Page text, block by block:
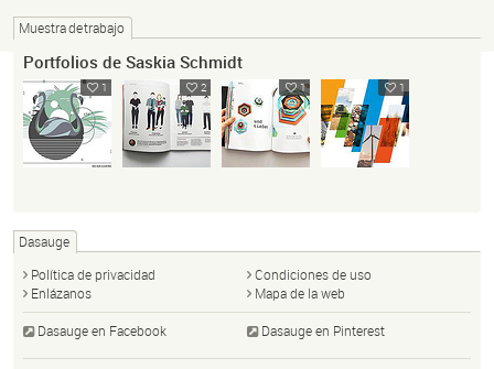
Muestra de trabajo
Portfolios de Saskia Schmidt
1 2 1 1
Dasauge
Política de privacidad
Condiciones de uso
Enlázanos
Mapa de la web
Dasauge en Facebook Dasauge en Pinterest